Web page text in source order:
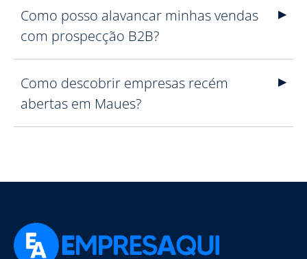
Como posso alavancar minhas vendas
com prospecção B2B?
Como descobrir empresas recém
abertas em Maues?